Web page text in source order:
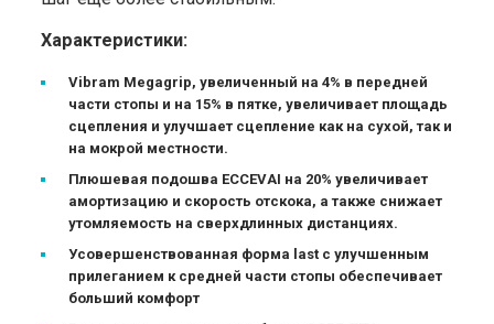
Характеристики:
Vibram Megagrip, увеличенный на 4% в передней
части стопы и на 15% в пятке, увеличивает площадь
сцепления и улучшает сцепление как на сухой, так и
на мокрой местности.
Плюшевая подошва ECCEVAI на 20% увеличивает
амортизацию и скорость отскока, а также снижает
утомляемость на сверхдлинных дистанциях.
Усовершенствованная форма last с улучшенным
прилеганием к средней части стопы обеспечивает
больший комфорт